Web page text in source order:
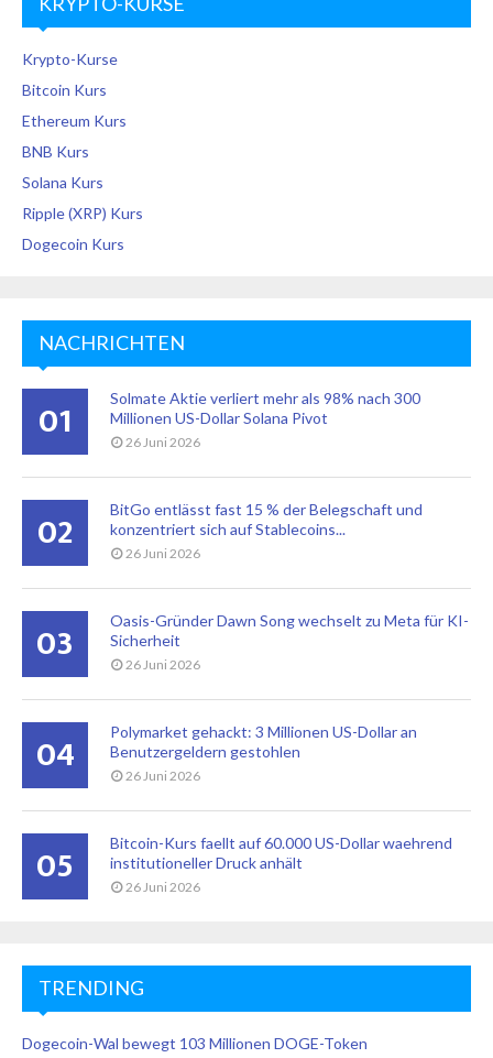
Krypto-Kurse
Bitcoin Kurs
Ethereum Kurs
BNB Kurs
Solana Kurs
Ripple (XRP) Kurs
Dogecoin Kurs
NACHRICHTEN
01
Solmate Aktie verliert mehr als 98% nach 300
Millionen US-Dollar Solana Pivot
26 Juni 2026
02
BitGo entlässt fast 15 % der Belegschaft und
konzentriert sich auf Stablecoins...
26 Juni 2026
03
Oasis-Gründer Dawn Song wechselt zu Meta für KI-
Sicherheit
26 Juni 2026
04
Polymarket gehackt: 3 Millionen US-Dollar an
Benutzergeldern gestohlen
26 Juni 2026
05
Bitcoin-Kurs faellt auf 60.000 US-Dollar waehrend
institutioneller Druck anhält
26 Juni 2026
TRENDING
Dogecoin-Wal bewegt 103 Millionen DOGE-Token